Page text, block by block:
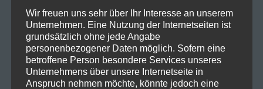
Zuvor heizten aber die 257ers mal die Brose Arena
vor und animierten die Menge zum tanzen, singen
und feiern. Weitere Bilder findet ihr hier:
https://livesound-magazine.com/gallery/257ers-
brose-arena-bamberg-2020
Wir freuen uns sehr über Ihr Interesse an unserem
Unternehmen. Eine Nutzung der Internetseiten ist
grundsätzlich ohne jede Angabe
personenbezogener Daten möglich. Sofern eine
betroffene Person besondere Services unseres
Unternehmens über unsere Internetseite in
Anspruch nehmen möchte, könnte jedoch eine